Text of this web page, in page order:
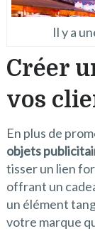
Il y a
Créer
vos
En plus de
objets
tisser un lien
offrant un
un élément
votre marque